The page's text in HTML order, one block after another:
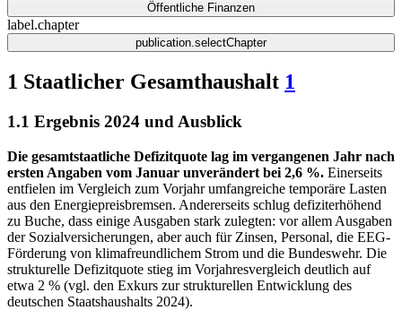
Öffentliche Finanzen
label.chapter
publication.selectChapter
1 Staatlicher Gesamthaushalt 1
1.1 Ergebnis 2024 und Ausblick
Die gesamtstaatliche Defizitquote lag im vergangenen Jahr nach
ersten Angaben vom Januar unverändert bei 2,6 %. Einerseits
entfielen im Vergleich zum Vorjahr umfangreiche temporäre Lasten
aus den Energiepreisbremsen. Andererseits schlug defiziterhöhend
zu Buche, dass einige Ausgaben stark zulegten: vor allem Ausgaben
der Sozialversicherungen, aber auch für Zinsen, Personal, die EEG-
Förderung von klimafreundlichem Strom und die Bundeswehr. Die
strukturelle Defizitquote stieg im Vorjahresvergleich deutlich auf
etwa 2 % (vgl. den Exkurs zur strukturellen Entwicklung des
deutschen Staatshaushalts 2024).